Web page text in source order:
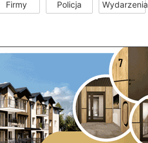
Firmy Policja Wydarzenia